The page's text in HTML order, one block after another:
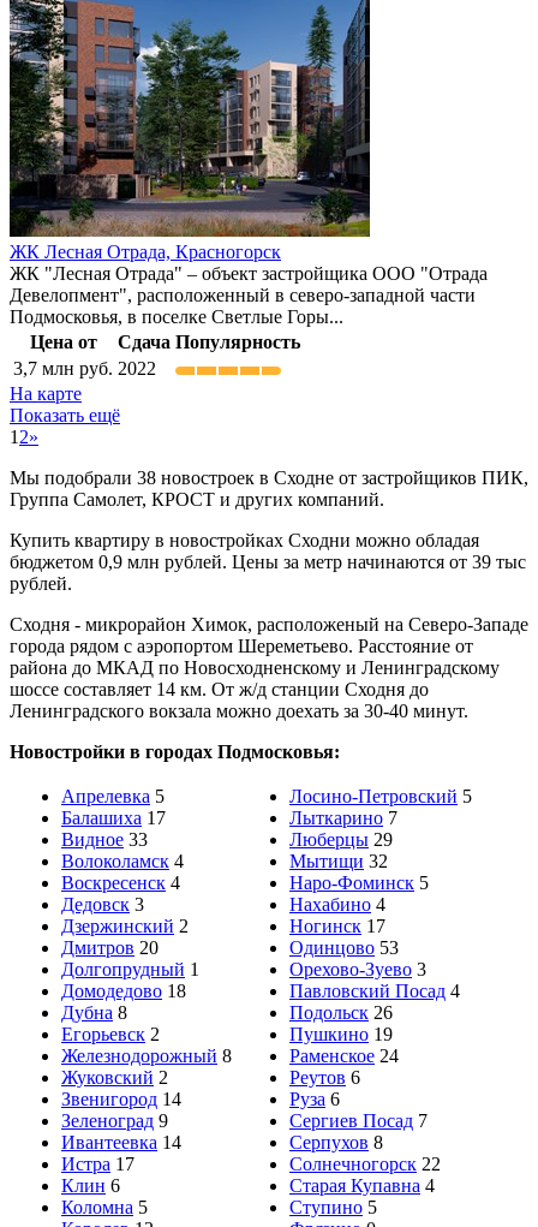
ЖК Лесная Отрада, Красногорск
ЖК "Лесная Отрада" – объект застройщика ООО "Отрада
Девелопмент", расположенный в северо-западной части
Подмосковья, в поселке Светлые Горы...
Цена от
Сдача Популярность
3,7 млн руб. 2022
На карте
Показать ещё
1 2»
Мы подобрали 38 новостроек в Сходне от застройщиков ПИК,
Группа Самолет, КРОСТ и других компаний.
Купить квартиру в новостройках Сходни можно обладая
бюджетом 0,9 млн рублей. Цены за метр начинаются от 39 тыс
рублей.
Сходня - микрорайон Химок, расположеный на Северо-Западе
города рядом с аэропортом Шереметьево. Расстояние от
района до МКАД по Новосходненскому и Ленинградскому
шоссе составляет 14 км. От ж/д станции Сходня до
Ленинградского вокзала можно доехать за 30-40 минут.
Новостройки в городах Подмосковья:
Апрелевка 5
Балашиха 17
Видное 33
Волоколамск 4
Воскресенск 4
Дедовск 3
Дзержинский 2
Дмитров 20
Долгопрудный 1
Домодедово 18
Дубна 8
Егорьевск 2
Железнодорожный 8
Жуковский 2
Звенигород 14
Зеленоград 9
Ивантеевка 14
Истра 17
Клин 6
Коломна 5
Лосино-Петровский 5
Лыткарино 7
Люберцы 29
Мытищи 32
Наро-Фоминск 5
Нахабино 4
Ногинск 17
Одинцово 53
Орехово-Зуево 3
Павловский Посад 4
Подольск 26
Пушкино 19
Раменское 24
Реутов 6
Руза 6
Сергиев Посад 7
Серпухов 8
Солнечногорск 22
Старая Купавна 4
Ступино 5